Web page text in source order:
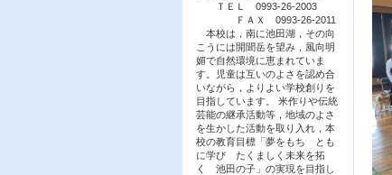
ＴＥＬ 0993-26-2003
ＦＡＸ 0993-26-2011
本校は，南に池田湖，その向
こうには開聞岳を望み，風向明
媚で自然環境に恵まれていま
す。児童は互いのよさを認め合
いながら，よりよい学校創りを
目指しています。 米作りや伝統
芸能の継承活動等，地域のよさ
を生かした活動を取り入れ，本
校の教育目標「夢をもち とも
に学び たくましく未来を拓
く 池田の子」の実現を目指し